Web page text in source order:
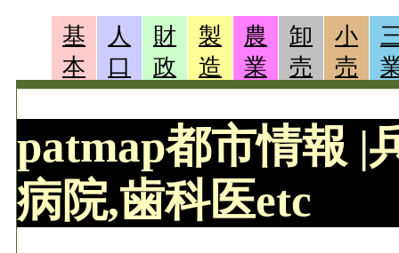
基
本
人
口
財
政
製
造
農
業
卸
売
小
売
patmap都市情報 |
病院,歯科医etc